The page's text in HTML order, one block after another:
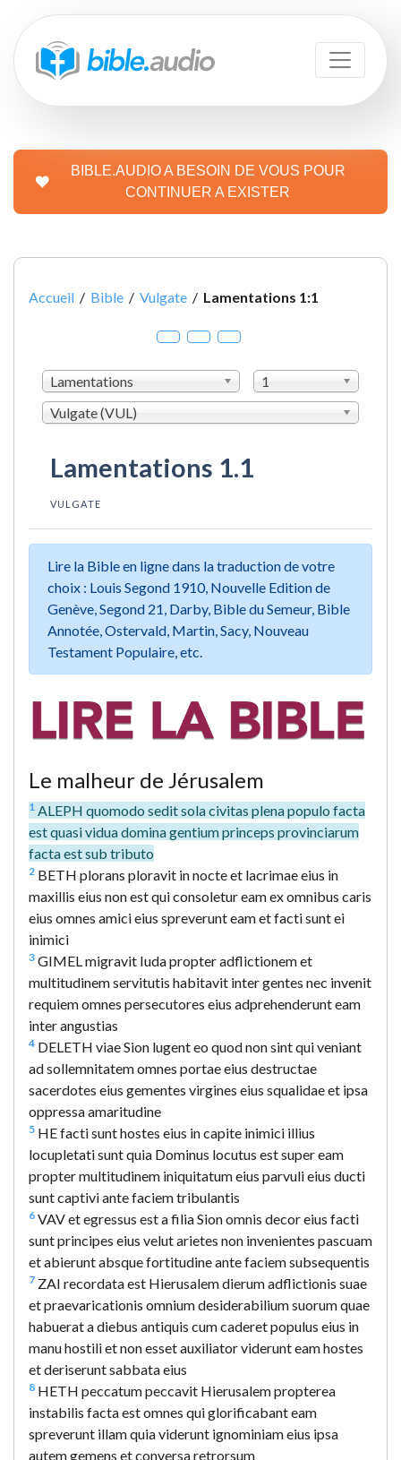
BIBLE.AUDIO A BESOIN DE VOUS POUR
CONTINUER A EXISTER
Accueil / Bible / Vulgate / Lamentations 1:1
Lamentations
1
Vulgate (VUL)
Lamentations 1.1
VULGATE
Lire la Bible en ligne dans la traduction de votre
choix : Louis Segond 1910, Nouvelle Edition de
Genève, Segond 21, Darby, Bible du Semeur, Bible
Annotée, Ostervald, Martin, Sacy, Nouveau
Testament Populaire, etc.
Le malheur de Jérusalem
1 ALEPH quomodo sedit sola civitas plena populo facta
est quasi vidua domina gentium princeps provinciarum
facta est sub tributo
2 BETH plorans ploravit in nocte et lacrimae eius in
maxillis eius non est qui consoletur eam ex omnibus caris
eius omnes amici eius spreverunt eam et facti sunt ei
inimici
3 GIMEL migravit Iuda propter adflictionem et
multitudinem servitutis habitavit inter gentes nec invenit
requiem omnes persecutores eius adprehenderunt eam
inter angustias
4 DELETH viae Sion lugent eo quod non sint qui veniant
ad sollemnitatem omnes portae eius destructae
sacerdotes eius gementes virgines eius squalidae et ipsa
oppressa amaritudine
5 HE facti sunt hostes eius in capite inimici illius
locupletati sunt quia Dominus locutus est super eam
propter multitudinem iniquitatum eius parvuli eius ducti
sunt captivi ante faciem tribulantis
6 VAV et egressus est a filia Sion omnis decor eius facti
sunt principes eius velut arietes non invenientes pascuam
et abierunt absque fortitudine ante faciem subsequentis
7 ZAI recordata est Hierusalem dierum adflictionis suae
et praevaricationis omnium desiderabilium suorum quae
habuerat a diebus antiquis cum caderet populus eius in
manu hostili et non esset auxiliator viderunt eam hostes
et deriserunt sabbata eius
8 HETH peccatum peccavit Hierusalem propterea
instabilis facta est omnes qui glorificabant eam
spreverunt illam quia viderunt ignominiam eius ipsa
autem gemens et conversa retrorsum